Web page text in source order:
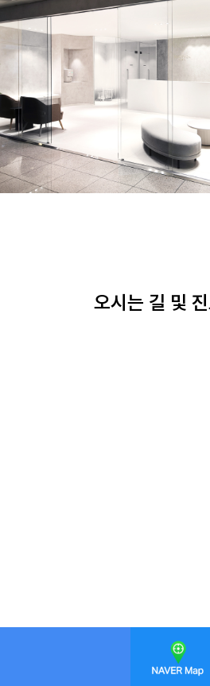
오시는 길 및